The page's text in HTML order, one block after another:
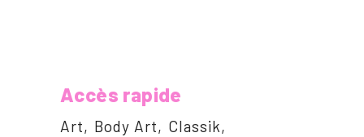
Accès rapide
Art Body Art
Classik